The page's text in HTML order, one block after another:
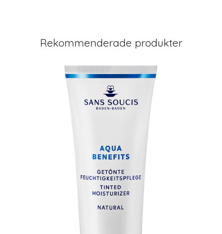
Rekommenderade produkter